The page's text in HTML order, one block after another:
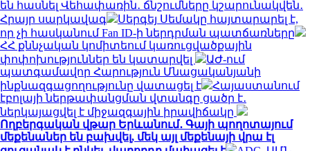
են հասնել Վեհափառին․ ճնշումները կշարունակվեն․
Հրայր սարկավագ
Սերգեյ Սեմակը հայտարարել է,
որ չի հասկանում Fan ID-ի ներդրման պատճառները
ՀՀ քննչական կոմիտեում կառուցվածքային
փոփոխություններ են կատարվել
ԱԺ-ում
պատգամավոր Հարություն Մնացականյանի
ինքնազգացողությունը վատացել է
Հայաստանում
էբոլայի ներթափանցման վտանգը ցածր է․
ներկայացվել է միջազգային իրավիճակը
Ողբերգական վթար Երևանում․ Գայի պողոտայում
մեքենաներ են բախվել, մեկ այլ մեքենայի վրա էլ